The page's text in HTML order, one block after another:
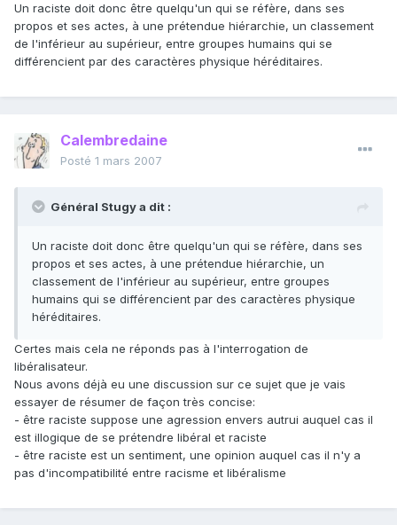
Un raciste doit donc être quelqu'un qui se réfère, dans ses
propos et ses actes, à une prétendue hiérarchie, un classement
de l'inférieur au supérieur, entre groupes humains qui se
différencient par des caractères physique héréditaires.
Calembredaine
Posté 1 mars 2007
Général Stugy a dit :
Un raciste doit donc être quelqu'un qui se réfère, dans ses
propos et ses actes, à une prétendue hiérarchie, un
classement de l'inférieur au supérieur, entre groupes
humains qui se différencient par des caractères physique
héréditaires.
Certes mais cela ne réponds pas à l'interrogation de
libéralisateur.
Nous avons déjà eu une discussion sur ce sujet que je vais
essayer de résumer de façon très concise:
- être raciste suppose une agression envers autrui auquel cas il
est illogique de se prétendre libéral et raciste
- être raciste est un sentiment, une opinion auquel cas il n'y a
pas d'incompatibilité entre racisme et libéralisme